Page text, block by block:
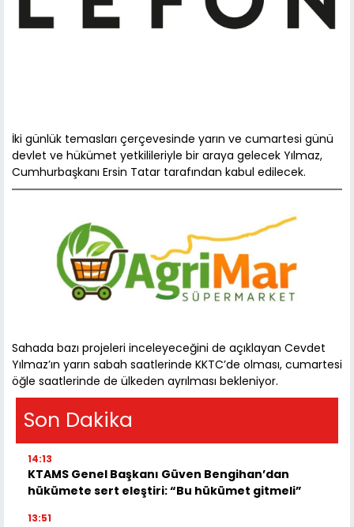
İki günlük temasları çerçevesinde yarın ve cumartesi günü
devlet ve hükümet yetkilileriyle bir araya gelecek Yılmaz,
Cumhurbaşkanı Ersin Tatar tarafından kabul edilecek.
Sahada bazı projeleri inceleyeceğini de açıklayan Cevdet
Yılmaz’ın yarın sabah saatlerinde KKTC’de olması, cumartesi
öğle saatlerinde de ülkeden ayrılması bekleniyor.
Son Dakika
14:13
KTAMS Genel Başkanı Güven Bengihan’dan
hükümete sert eleştiri: “Bu hükümet gitmeli”
13:51